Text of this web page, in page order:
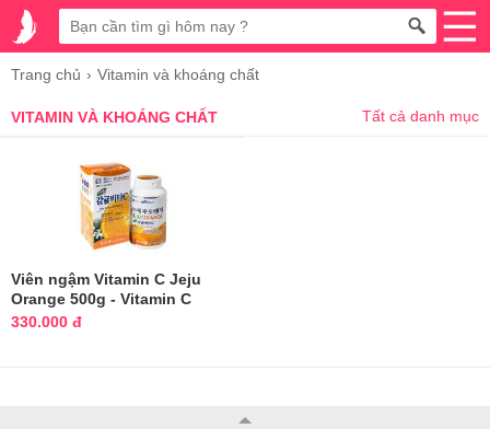
Trang chủ Vitamin và khoáng chất
VITAMIN VÀ KHOÁNG CHẤT Tất cả danh mục
Viên ngậm Vitamin C Jeju
Orange 500g - Vitamin C
nguyên chất
330.000 đ